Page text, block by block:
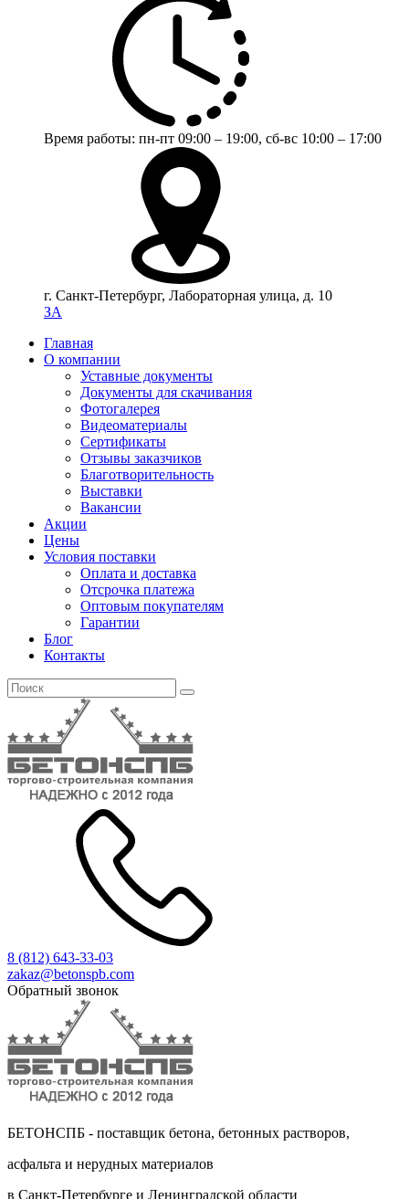
Время работы: пн-пт 09:00 – 19:00, сб-вс 10:00 – 17:00
г. Санкт-Петербург, Лабораторная улица, д. 10
ЗА
Главная
О компании
Уставные документы
Документы для скачивания
Фотогалерея
Видеоматериалы
Сертификаты
Отзывы заказчиков
Благотворительность
Выставки
Вакансии
Акции
Цены
Условия поставки
Оплата и доставка
Отсрочка платежа
Оптовым покупателям
Гарантии
Блог
Контакты
8 (812) 643-33-03
zakaz@betonspb.com
Обратный звонок
БЕТОНСПБ - поставщик бетона, бетонных растворов,
асфальта и нерудных материалов
в Санкт-Петербурге и Ленинградской области